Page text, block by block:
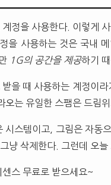
정을 사용한다. 이렇게
을 사용하는 것은 국내
1G의 공간을 제공하기
을 때 사용하는 계정이
오는 유일한 스팸은 드림
스템이고, 그림은 자동
냥 삭제한다. 그런데 오늘
스 무료로 받으세요~